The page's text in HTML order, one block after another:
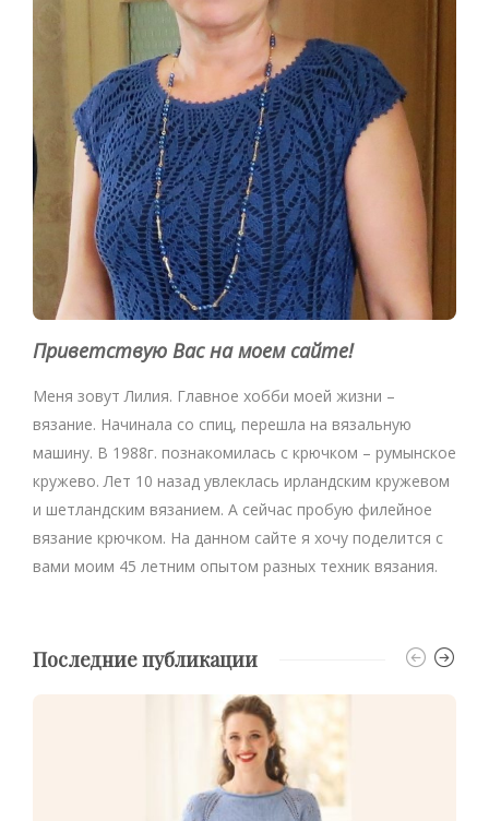
Приветствую Вас на моем сайте!
Меня зовут Лилия. Главное хобби моей жизни –
вязание. Начинала со спиц, перешла на вязальную
машину. В 1988г. познакомилась с крючком – румынское
кружево. Лет 10 назад увлеклась ирландским кружевом
и шетландским вязанием. А сейчас пробую филейное
вязание крючком. На данном сайте я хочу поделится с
вами моим 45 летним опытом разных техник вязания.
Последние публикации